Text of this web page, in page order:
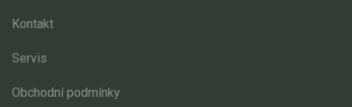
Kontakt
Servis
Obchodní podmínky